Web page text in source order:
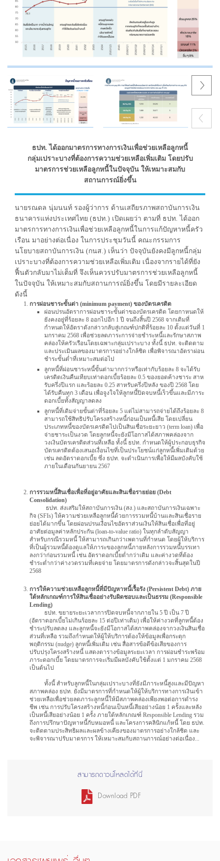
ธปท. ได้ออกมาตรการทางการเงินเพื่อช่วยเหลือลูกหนี้
กลุ่มเปราะบางที่ต้องการความช่วยเหลือเพิ่มเติม โดยปรับ
มาตรการช่วยเหลือลูกหนี้ในปัจจุบัน ให้เหมาะสมกับ
สถานการณ์ยิ่งขึ้น
นายรณดล นุ่มนนท์ รองผู้ว่าการ ด้านเสถียรภาพสถาบันการเงิน
ธนาคารแห่งประเทศไทย (ธปท.) เปิดเผยว่า ตามที่ ธปท. ได้ออก
มาตรการทางการเงินเพื่อช่วยเหลือลูกหนี้ในการแก้ปัญหาหนี้ครัว
เรือน มาอย่างต่อเนื่อง ในการประชุมวันนี้ คณะกรรมการ
นโยบายสถาบันการเงิน (กนส.) เห็นว่า ปัจจุบันยังคงมีลูกหนี้กลุ่ม
เปราะบางที่ต้องการความช่วยเหลือเพิ่มเติม เนื่องจากรายได้ที่ยัง
ฟื้นตัวกลับมาไม่เต็มที่ จึงเห็นควรปรับมาตรการช่วยเหลือลูกหนี้
ในปัจจุบัน ให้เหมาะสมกับสถานการณ์ยิ่งขึ้น โดยมีรายละเอียด
ดังนี้
การผ่อนชาระขั้นต่า (minimum payment) ของบัตรเครดิต
ผ่อนปรนอัตราการผ่อนชาระขั้นต่าของบัตรเครดิต โดยกาหนดให้
ยังคงอยู่ที่ร้อยละ 8 ออกไปอีก 1 ปี จนถึงสิ้นปี 2568 จากเดิมที่
กำหนดให้อัตราดังกล่าวกลับสู่เกณฑ์ปกติที่ร้อยละ 10 ตั้งแต่วันที่ 1
มกราคม 2568 เพื่อช่วยลดภาระการจ่ายชำระหนี้และรักษาสภาพ
คล่องให้ครัวเรือนโดยเฉพาะกลุ่มเปราะบาง ทั้งนี้ ธปท. จะติดตาม
และประเมินผลของมาตรการอย่างใกล้ชิด เพื่อพิจารณาอัตราผ่อน
ชำระขั้นต่ำที่เหมาะสมต่อไป
ลูกหนี้ที่ผ่อนชาระหนี้ขั้นต่ามากกว่าหรือเท่ากับร้อยละ 8 จะได้รับ
เครดิตเงินคืนเทียบเท่าดอกเบี้ยร้อยละ 0.5 ของยอดค้างชาระ สาห
รับครึ่งปีแรก และร้อยละ 0.25 สาหรับครึ่งปีหลัง ของปี 2568 โดย
ได้รับคืนทุก 3 เดือน เพื่อจูงใจให้ลูกหนี้ปิดจบหนี้เร็วขึ้นและมีภาระ
ดอกเบี้ยทั้งสัญญาลดลง
ลูกหนี้ที่เดิมจ่ายขั้นต่าที่ร้อยละ 5 แต่ไม่สามารถจ่ายได้ถึงร้อยละ 8
สามารถใช้สิทธิปรับโครงสร้างหนี้ก่อนเป็นหนี้เสีย โดยเปลี่ยน
ประเภทหนี้ของบัตรเครดิตไปเป็นสินเชื่อระยะยาว (term loan) เพื่อ
จ่ายชาระเป็นงวด โดยลูกหนี้จะยังมีโอกาสได้สภาพคล่องจาก
วงเงินบัตรเครดิตส่วนที่เหลือ ทั้งนี้ ธปท. กำหนดให้ผู้ประกอบธุรกิจ
บัตรเครดิตต้องเสนอเงื่อนไขที่เป็นประโยชน์แก่ลูกหนี้เพิ่มเติมด้วย
เช่น ลดอัตราดอกเบี้ย ซึ่ง ธปท. จะดำเนินการเพื่อให้มีผลบังคับใช้
ภายในเดือนกันยายน 2567
การรวมหนี้สินเชื่อเพื่อที่อยู่อาศัยและสินเชื่อรายย่อย (Debt
Consolidation)
ธปท. ส่งเสริมให้สถาบันการเงิน (สง.) และสถาบันการเงินเฉพาะ
กิจ (SFIs) ให้ความช่วยเหลือลูกหนี้ด้วยการรวมหนี้บ้านและสินเชื่อราย
ย่อยได้มากขึ้น โดยผ่อนปรนเงื่อนไขอัตราส่วนเงินให้สินเชื่อเพื่อที่อยู่
อาศัยต่อมูลค่าหลักประกัน (loan-to-value ratio) ในทุกลำดับสัญญา
สำหรับกรณีรวมหนี้ ให้สามารถเกินกว่าเพดานที่กำหนด โดยผู้ให้บริการ
ที่เป็นผู้รวมหนี้ต้องดูแลให้ภาระของลูกหนี้ภายหลังการรวมหนี้บรรเทา
ลงกว่าก่อนรวมหนี้ เช่น อัตราดอกเบี้ยต่ำกว่าเดิม และค่างวดที่ต้อง
ชำระต่ำกว่าค่างวดรวมที่เคยจ่าย โดยมาตรการดังกล่าวจะสิ้นสุดในปี
2568
การให้ความช่วยเหลือลูกหนี้ที่มีปัญหาหนี้เรื้อรัง (Persistent Debt) ภาย
ใต้หลักเกณฑ์การให้สินเชื่ออย่างรับผิดชอบและเป็นธรรม (Responsible
Lending)
ธปท. ขยายระยะเวลาการปิดจบหนี้จากภายใน 5 ปี เป็น 7 ปี
(อัตราดอกเบี้ยไม่เกินร้อยละ 15 ต่อปีเท่าเดิม) เพื่อให้ค่างวดที่ลูกหนี้ต้อง
ชำระปรับลดลง และลูกหนี้จะยังมีโอกาสได้สภาพคล่องจากวงเงินสินเชื่อ
ส่วนที่เหลือ รวมถึงกำหนดให้ผู้ให้บริการต้องให้ข้อมูลเพื่อกระตุก
พฤติกรรม (nudge) ลูกหนี้เพิ่มเติม เช่น สื่อสารข้อดีข้อเสียของการ
ปรับปรุงโครงสร้างหนี้ แสดงตารางข้อมูลระยะเวลา การผ่อนชำระพร้อม
ภาระดอกเบี้ย โดยมาตรการจะเริ่มมีผลบังคับใช้ตั้งแต่ 1 มกราคม 2568
เป็นต้นไป
ทั้งนี้ สำหรับลูกหนี้ในกลุ่มเปราะบางที่ยังมีภาระหนี้สูงและมีปัญหา
สภาพคล่อง ธปท. ยังมีมาตรการที่กำหนดให้ผู้ให้บริการทางการเงินเข้า
ช่วยเหลือเพื่อช่วยลดภาระลูกหนี้ให้มีสภาพคล่องเพียงพอต่อการดำรง
ชีพ เช่น การปรับโครงสร้างหนี้ก่อนเป็นหนี้เสียอย่างน้อย 1 ครั้งและหลัง
เป็นหนี้เสียอย่างน้อย 1 ครั้ง ภายใต้หลักเกณฑ์ Responsible Lending รวม
ถึงการปรึกษาปัญหาหนี้กับหมอหนี้ และโครงการคลินิกแก้หนี้ โดย ธปท.
จะติดตามประสิทธิผลและผลข้างเคียงของมาตรการอย่างใกล้ชิด และ
จะพิจารณาปรับมาตรการ ให้เหมาะสมกับสถานการณ์อย่างต่อเนื่อง...
สามารถดาวน์โหลดได้ที่นี่
Download PDF